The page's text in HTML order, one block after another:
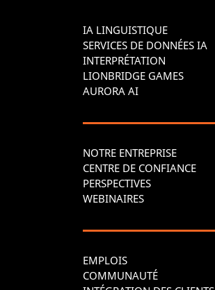
IA LINGUISTIQUE
SERVICES DE DONNÉES IA
INTERPRÉTATION
LIONBRIDGE GAMES
AURORA AI
NOTRE ENTREPRISE
CENTRE DE CONFIANCE
PERSPECTIVES
WEBINAIRES
EMPLOIS
COMMUNAUTÉ